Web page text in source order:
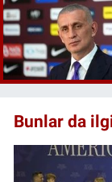
Bunlar da